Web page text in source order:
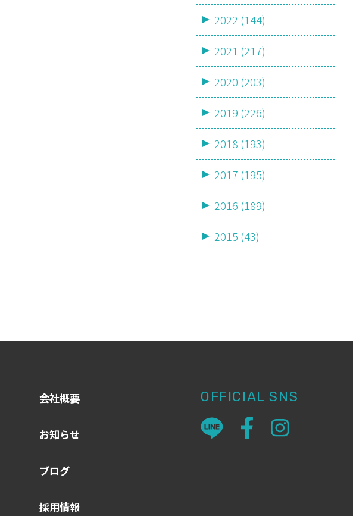
2022 (144)
2021 (217)
2020 (203)
2019 (226)
2018 (193)
2017 (195)
2016 (189)
2015 (43)
会社概要
お知らせ
ブログ
採用情報
OFFICIAL SNS